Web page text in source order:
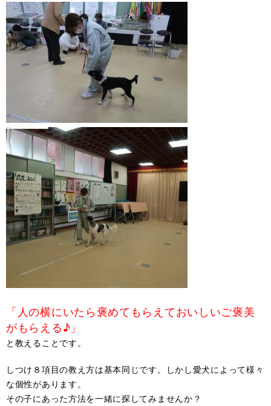
「人の横にいたら褒めてもらえておいしいご褒美
がもらえる♪」
と教えることです。
しつけ８項目の教え方は基本同じです。しかし愛犬によって様々
な個性があります。
その子にあった方法を一緒に探してみませんか？